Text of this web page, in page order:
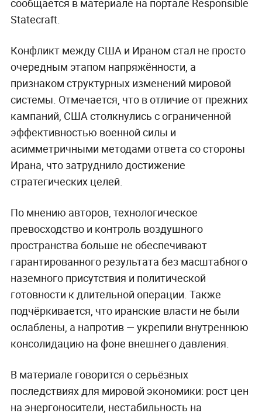
сообщается в материале на портале Responsible
Statecraft.
Конфликт между США и Ираном стал не просто
очередным этапом напряжённости, а
признаком структурных изменений мировой
системы. Отмечается, что в отличие от прежних
кампаний, США столкнулись с ограниченной
эффективностью военной силы и
асимметричными методами ответа со стороны
Ирана, что затруднило достижение
стратегических целей.
По мнению авторов, технологическое
превосходство и контроль воздушного
пространства больше не обеспечивают
гарантированного результата без масштабного
наземного присутствия и политической
готовности к длительной операции. Также
подчёркивается, что иранские власти не были
ослаблены, а напротив — укрепили внутреннюю
консолидацию на фоне внешнего давления.
В материале говорится о серьёзных
последствиях для мировой экономики: рост цен
на энергоносители, нестабильность на